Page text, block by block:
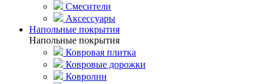
Смесители
Аксессуары
Напольные покрытия
Напольные покрытия
Ковровая плитка
Ковровые дорожки
Ковролин